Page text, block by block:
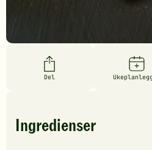
Del
Ingredienser